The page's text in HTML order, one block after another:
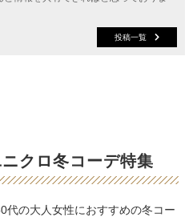
投稿一覧
クロ冬コーデ特集
代の大人女性におすすめの冬コー